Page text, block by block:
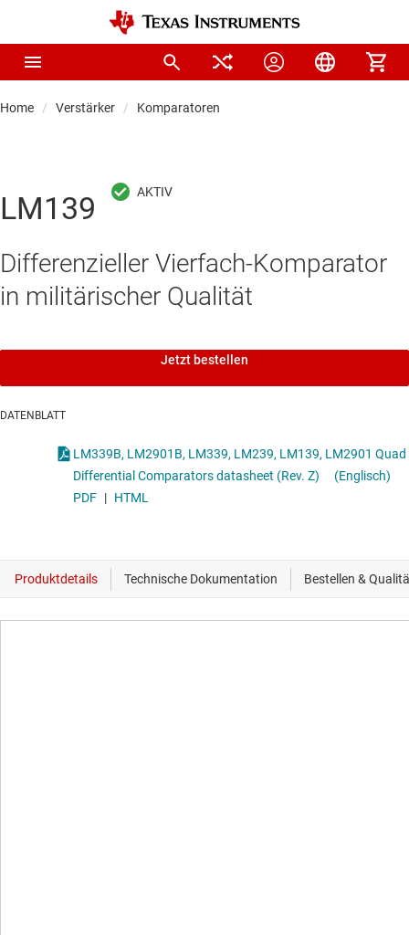
Home Verstärker Komparatoren
LM139
Differenzieller Vierfach-Komparator
in militärischer Qualität
Jetzt bestellen
DATENBLATT
LM339B, LM2901B, LM339, LM239, LM139, LM2901 Quad
Differential Comparators datasheet (Rev. Z)
(Englisch)
PDF | HTML